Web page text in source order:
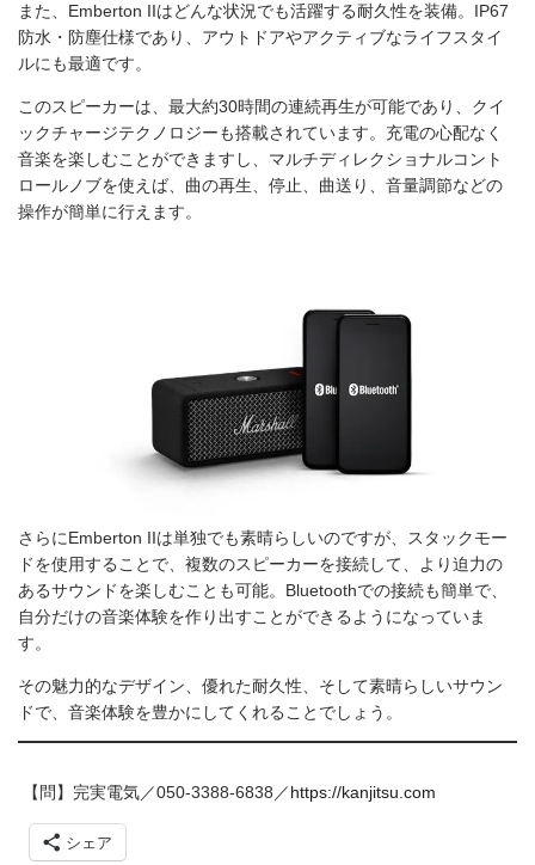
また、Emberton IIはどんな状況でも活躍する耐久性を装備。IP67
防水・防塵仕様であり、アウトドアやアクティブなライフスタイ
ルにも最適です。
このスピーカーは、最大約30時間の連続再生が可能であり、クイ
ックチャージテクノロジーも搭載されています。充電の心配なく
音楽を楽しむことができますし、マルチディレクショナルコント
ロールノブを使えば、曲の再生、停止、曲送り、音量調節などの
操作が簡単に行えます。
さらにEmberton IIは単独でも素晴らしいのですが、スタックモー
ドを使用することで、複数のスピーカーを接続して、より迫力の
あるサウンドを楽しむことも可能。Bluetoothでの接続も簡単で、
自分だけの音楽体験を作り出すことができるようになっていま
す。
その魅力的なデザイン、優れた耐久性、そして素晴らしいサウン
ドで、音楽体験を豊かにしてくれることでしょう。
【問】完実電気／050-3388-6838／https://kanjitsu.com
シェア